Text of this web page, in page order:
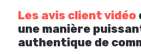
Les avis client vidéo
une manière
authentique de